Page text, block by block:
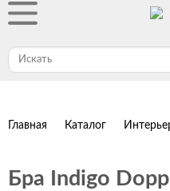
Главная Каталог
Бра Indigo